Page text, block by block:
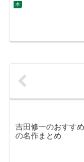
本
吉田修一のおすす
の名作まとめ